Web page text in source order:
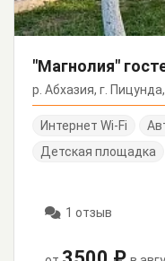
"Магнолия"
р. Абхазия, г.
Интернет Wi-Fi
Детская площадка
1 отзыв